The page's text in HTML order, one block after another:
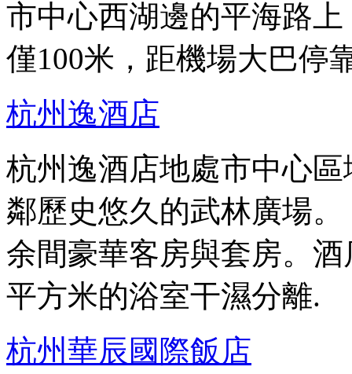
市中心西湖邊的平海路
僅100米，距機場大巴停
杭州逸酒店
杭州逸酒店地處市中心
鄰歷史悠久的武林廣場
余間豪華客房與套房。
平方米的浴室干濕分離.
杭州華辰國際飯店